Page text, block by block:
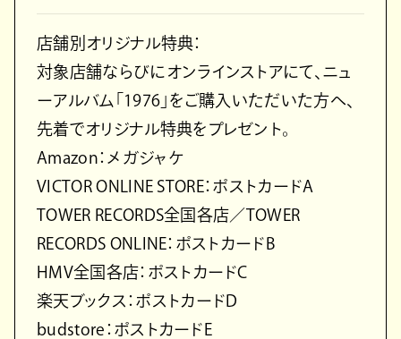
店舗別オリジナル特典：
対象店舗ならびにオンラインストアにて、ニュ
ーアルバム「1976」をご購入いただいた方へ、
先着でオリジナル特典をプレゼント。
Amazon：メガジャケ
VICTOR ONLINE STORE：ポストカードA
TOWER RECORDS全国各店／TOWER
RECORDS ONLINE：ポストカードB
HMV全国各店：ポストカードC
楽天ブックス：ポストカードD
budstore：ポストカードE